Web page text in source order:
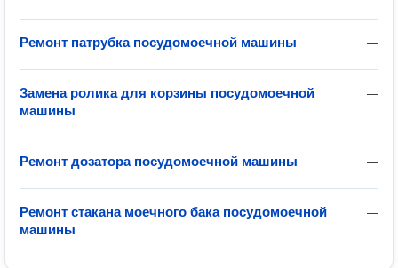
—
Ремонт патрубка посудомоечной машины
—
Замена ролика для корзины посудомоечной
машины
—
Ремонт дозатора посудомоечной машины
—
Ремонт стакана моечного бака посудомоечной
машины